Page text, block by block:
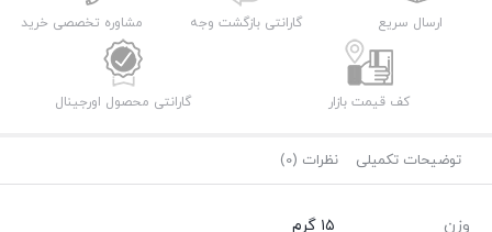
ارسال سریع گارانتی بازگشت وجه مشاوره تخصصی خرید
کف قیمت بازار گارانتی محصول اورجینال
توضیحات تکمیلی نظرات (0)
وزن ۱۵ گرم